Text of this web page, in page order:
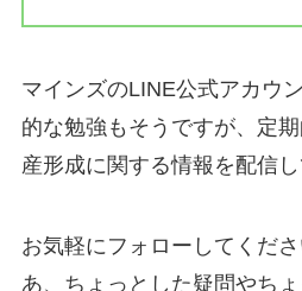
マインズのLINE公式アカウ
的な勉強もそうですが、定
産形成に関する情報を配信し
お気軽にフォローしてくださ
あ、ちょっとした疑問やち